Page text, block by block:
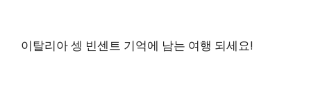
이탈리아 셍 빈센트 기억에 남는 여행 되세요!